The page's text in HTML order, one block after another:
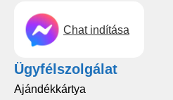
Chat indítása
Ügyfélszolgálat
Ajándékkártya